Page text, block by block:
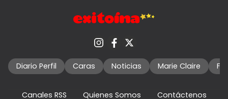
Diario Perfil Caras Noticias Marie Claire
Canales RSS Quienes Somos Contáctenos